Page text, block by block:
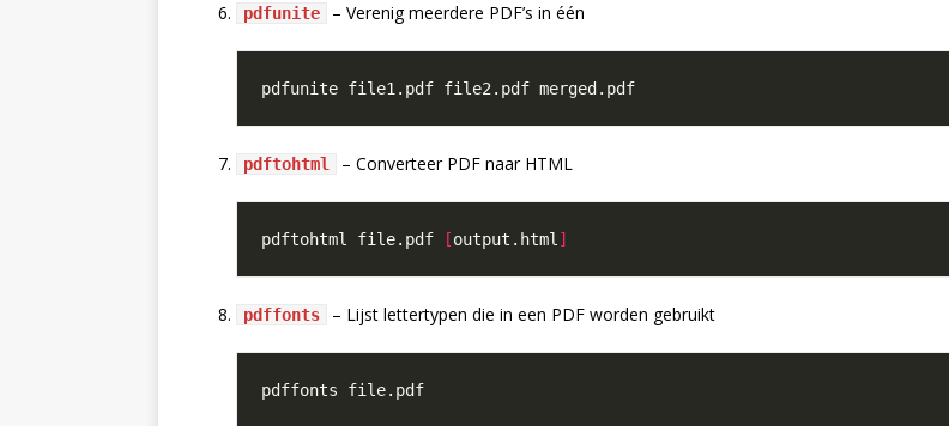
pdfunite – Verenig meerdere PDF’s in één
pdftohtml – Converteer PDF naar HTML
pdftohtml file.pdf [output.html ]
pdffonts – Lijst lettertypen die in een PDF worden gebruikt